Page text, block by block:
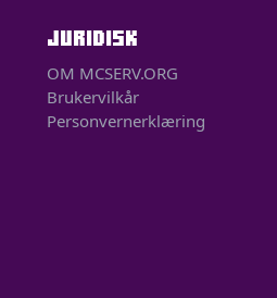
JURIDISK
OM MCSERV.ORG
Brukervilkår
Personvernerklæring